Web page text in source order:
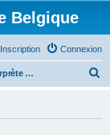
Belgique
Connexion
Inscription
Traducteur Interprète Juré de Belgique